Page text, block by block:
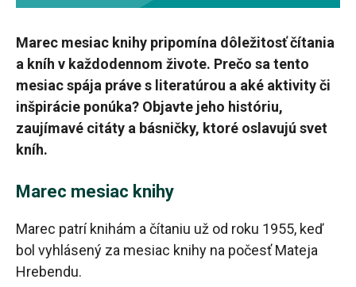
Marec mesiac knihy pripomína dôležitosť čítania
a kníh v každodennom živote. Prečo sa tento
mesiac spája práve s literatúrou a aké aktivity či
inšpirácie ponúka? Objavte jeho históriu,
zaujímavé citáty a básničky, ktoré oslavujú svet
kníh.
Marec mesiac knihy
Marec patrí knihám a čítaniu už od roku 1955, keď
bol vyhlásený za mesiac knihy na počesť Mateja
Hrebendu.